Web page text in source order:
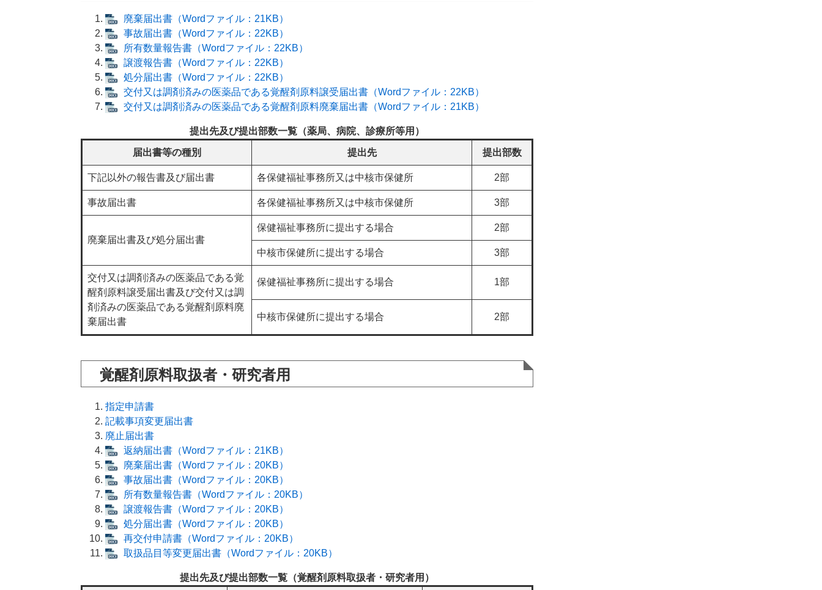
廃棄届出書（Wordファイル：21KB）
事故届出書（Wordファイル：22KB）
所有数量報告書（Wordファイル：22KB）
譲渡報告書（Wordファイル：22KB）
処分届出書（Wordファイル：22KB）
交付又は調剤済みの医薬品である覚醒剤原料譲受届出書（Wordファイル：22KB）
交付又は調剤済みの医薬品である覚醒剤原料廃棄届出書（Wordファイル：21KB）
提出先及び提出部数一覧（薬局、病院、診療所等用）
届出書等の種別 提出先 提出部数
下記以外の報告書及び届出書 各保健福祉事務所又は中核市保健所 2部
事故届出書 各保健福祉事務所又は中核市保健所 3部
廃棄届出書及び処分届出書
保健福祉事務所に提出する場合 2部
中核市保健所に提出する場合 3部
交付又は調剤済みの医薬品である覚
醒剤原料譲受届出書及び交付又は調
剤済みの医薬品である覚醒剤原料廃
棄届出書
保健福祉事務所に提出する場合 1部
中核市保健所に提出する場合 2部
覚醒剤原料取扱者・研究者用
指定申請書
記載事項変更届出書
廃止届出書
返納届出書（Wordファイル：21KB）
廃棄届出書（Wordファイル：20KB）
事故届出書（Wordファイル：20KB）
所有数量報告書（Wordファイル：20KB）
譲渡報告書（Wordファイル：20KB）
処分届出書（Wordファイル：20KB）
再交付申請書（Wordファイル：20KB）
取扱品目等変更届出書（Wordファイル：20KB）
提出先及び提出部数一覧（覚醒剤原料取扱者・研究者用）